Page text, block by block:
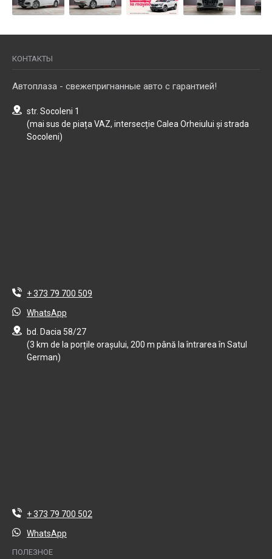
КОНТАКТЫ
Автоплаза - свежепригнанные авто с гарантией!
str. Socoleni 1
(mai sus de piața VAZ, intersecție Calea Orheiului și strada
Socoleni)
+ 373 79 700 509
WhatsApp
bd. Dacia 58/27
(3 km de la porțile orașului, 200 m până la întrarea în Satul
German)
+ 373 79 700 502
WhatsApp
ПОЛЕЗНОЕ